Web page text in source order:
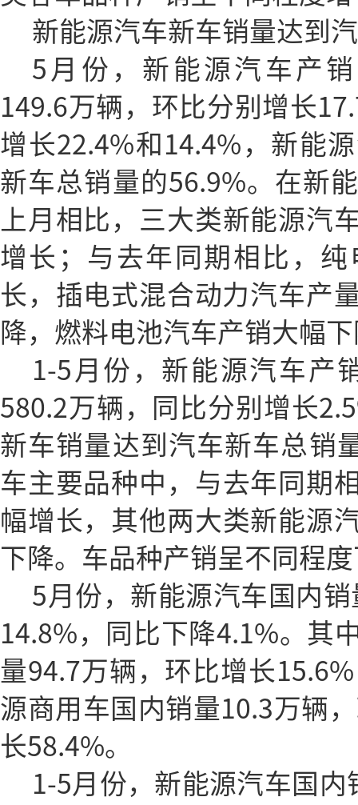
新能源汽车新车销量达到
5月份，新能源汽车产
149.6万辆，环比分别增长
增长22.4%和14.4%，新能
新车总销量的56.9%。在新
上月相比，三大类新能源汽
增长；与去年同期相比，
长，插电式混合动力汽车产
降，燃料电池汽车产销大幅
1-5月份，新能源汽车产
580.2万辆，同比分别增长
新车销量达到汽车新车总销
车主要品种中，与去年同期
幅增长，其他两大类新能源
下降。车品种产销呈不同程
5月份，新能源汽车国内
14.8%，同比下降4.1%。其
量94.7万辆，环比增长
源商用车国内销量10.3万辆
长58.4%。
1-5月份，新能源汽车国